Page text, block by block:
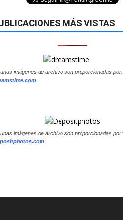
MÁS VISTAS
imágenes de archivo son proporcionadas por:
imágenes de archivo son proporcionadas por: